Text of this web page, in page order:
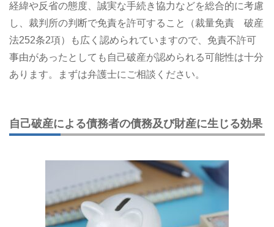
経緯や反省の態度、誠実な手続き協力などを総合的に考慮
し、裁判所の判断で免責を許可すること（裁量免責 破産
法252条2項）も広く認められていますので、免責不許可
事由があったとしても自己破産が認められる可能性は十分
あります。まずは弁護士にご相談ください。
自己破産による債務者の債務及び財産に生じる効果